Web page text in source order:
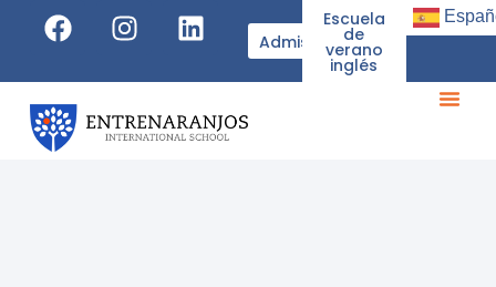
Admisiones
Escuela
de
verano
inglés